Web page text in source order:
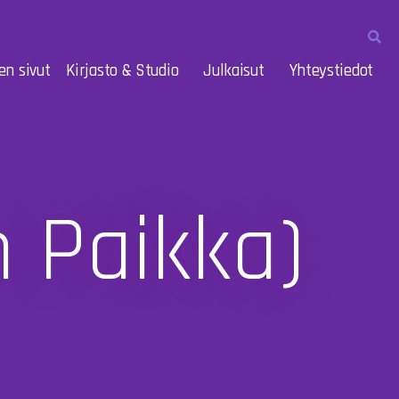
sivut Kirjasto & Studio Julkaisut Yhteystiedot